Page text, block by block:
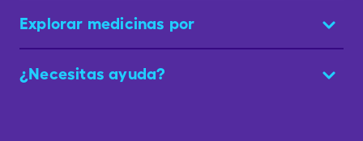
Explorar medicinas por
¿Necesitas ayuda?